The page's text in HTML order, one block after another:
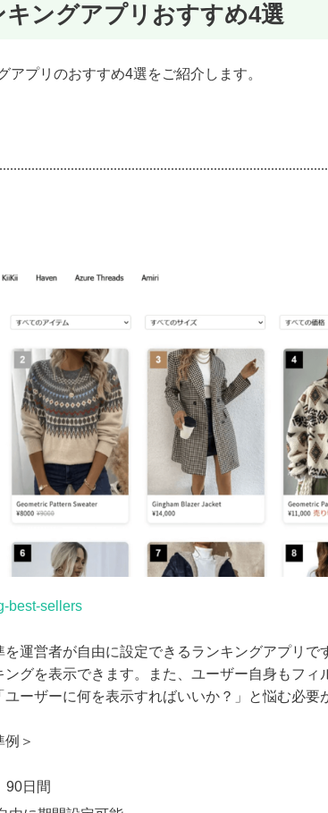
ングアプリおすすめ4選
プリのおすすめ4選をご紹介します。
best-sellers
運営者が自由に設定できるランキングアプリで
グを表示できます。また、ユーザー自身もフィ
ーザーに何を表示すればいいか？」と悩む必要
＞
90日間